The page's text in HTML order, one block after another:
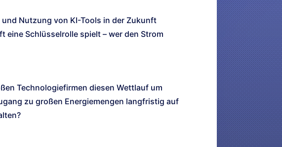
Nutzung von KI-Tools in der Zukunft
eine Schlüsselrolle spielt – wer den Strom
Technologiefirmen diesen Wettlauf um
zu großen Energiemengen langfristig auf